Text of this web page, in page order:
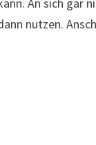
nutzen.